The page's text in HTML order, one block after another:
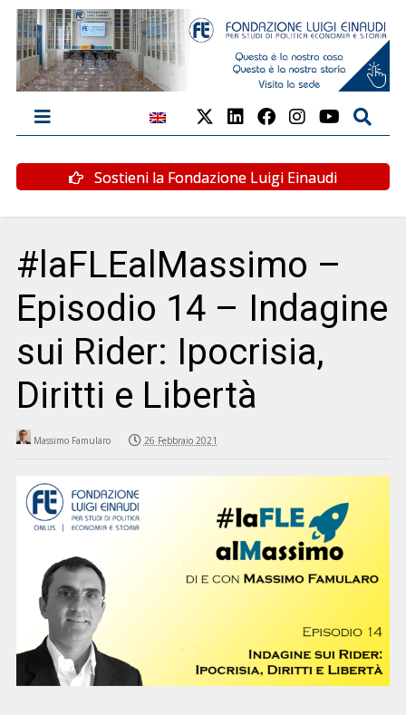
Sostieni la Fondazione Luigi Einaudi
#laFLEalMassimo –
Episodio 14 – Indagine
sui Rider: Ipocrisia,
Diritti e Libertà
Massimo Famularo 26 Febbraio 2021